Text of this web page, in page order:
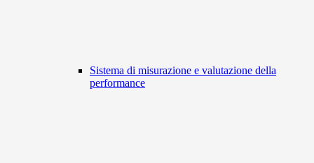
Sistema di misurazione e valutazione della
performance